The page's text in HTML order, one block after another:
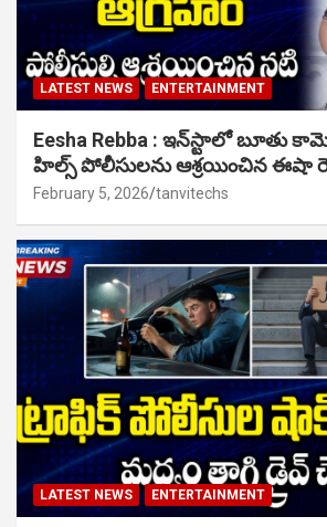
LATEST NEWS ENTERTAINMENT
Eesha Rebba : ఇన్‌స్టాలో బూతు
హిల్స్ పోలీసులను ఆశ్రయించిన ఈషా
February 5, 2026 tanvitechs
LATEST NEWS ENTERTAINMENT